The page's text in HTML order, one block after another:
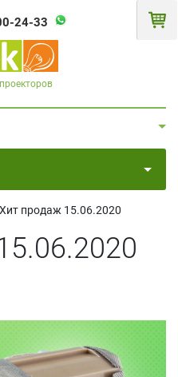
24-33
Хит продаж 15.06.2020